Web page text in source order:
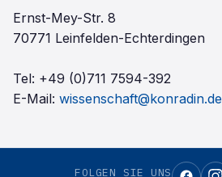
Ernst-Mey-Str. 8
70771 Leinfelden-Echterdingen
Tel: +49 (0)711 7594-392
E-Mail: wissenschaft@konradin.de
FOLGEN SIE UNS